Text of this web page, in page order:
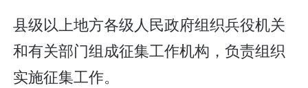
县级以上地方各级人民政府组织兵役机关
和有关部门组成征集工作机构，负责组织
实施征集工作。